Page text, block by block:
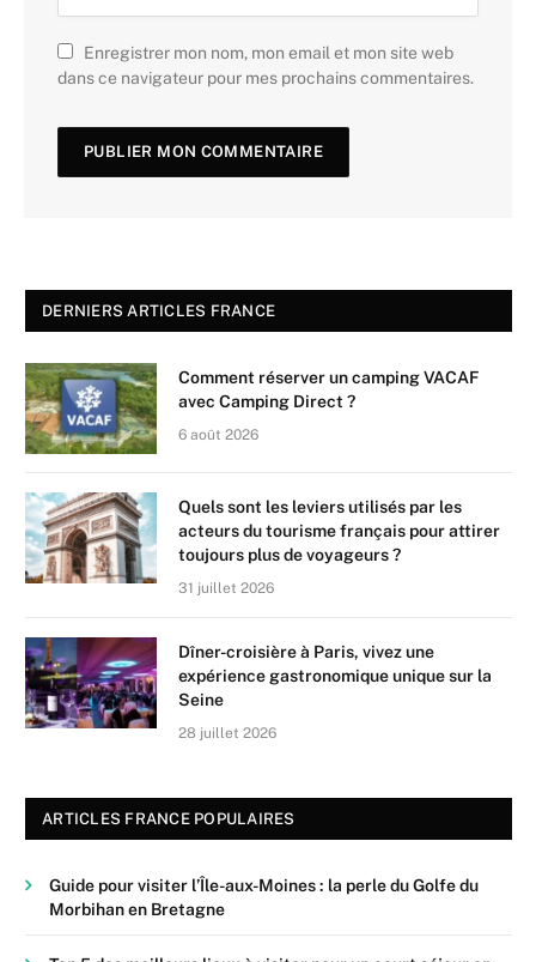
Enregistrer mon nom, mon email et mon site web
dans ce navigateur pour mes prochains commentaires.
DERNIERS ARTICLES FRANCE
Comment réserver un camping VACAF
avec Camping Direct ?
6 août 2026
Quels sont les leviers utilisés par les
acteurs du tourisme français pour attirer
toujours plus de voyageurs ?
31 juillet 2026
Dîner-croisière à Paris, vivez une
expérience gastronomique unique sur la
Seine
28 juillet 2026
ARTICLES FRANCE POPULAIRES
Guide pour visiter l’Île-aux-Moines : la perle du Golfe du
Morbihan en Bretagne